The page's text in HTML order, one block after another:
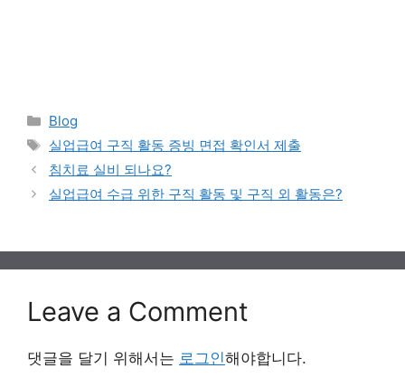
Categories
Blog
Tags
실업급여 구직 활동 증빙 면접 확인서 제출
침치료 실비 되나요?
실업급여 수급 위한 구직 활동 및 구직 외 활동은?
Leave a Comment
댓글을 달기 위해서는 로그인해야합니다.